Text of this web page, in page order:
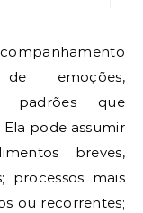
emoções,
padrões que
pode assumir
breves,
processos mais
ou recorrentes;